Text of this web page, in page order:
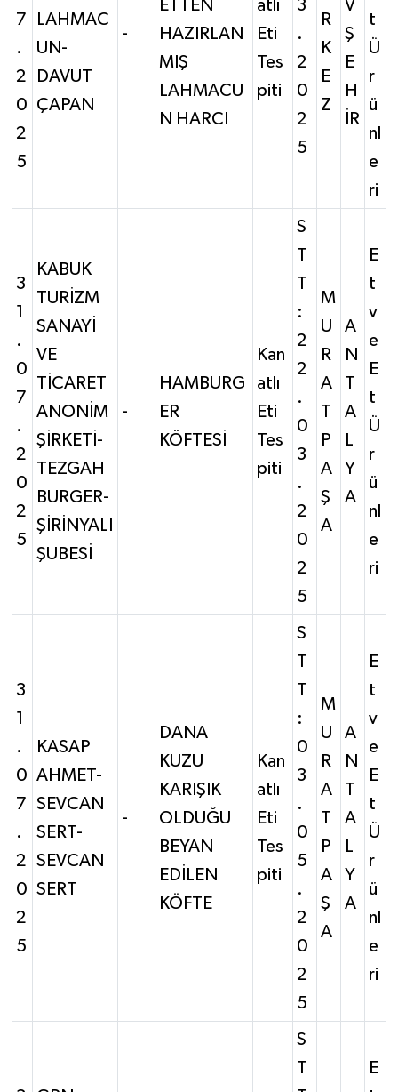
7
.
2
0
2
5
LAHMAC
UN-
DAVUT
ÇAPAN
-
ETTEN
HAZIRLAN
MIŞ
LAHMACU
N HARCI
atlı
Eti
Tes
piti
3
.
2
0
2
5
R
K
E
Z
V
Ş
E
H
İR
t
Ü
r
ü
nl
e
ri
3
1
.
0
7
.
2
0
2
5
KABUK
TURİZM
SANAYİ
VE
TİCARET
ANONİM
ŞİRKETİ-
TEZGAH
BURGER-
ŞİRİNYALI
ŞUBESİ
-
HAMBURG
ER
KÖFTESİ
Kan
atlı
Eti
Tes
piti
S
T
T
:
2
2
.
0
3
.
2
0
2
5
M
U
R
A
T
P
A
Ş
A
A
N
T
A
L
Y
A
E
t
v
e
E
t
Ü
r
ü
nl
e
ri
3
1
.
0
7
.
2
0
2
5
KASAP
AHMET-
SEVCAN
SERT-
SEVCAN
SERT
-
DANA
KUZU
KARIŞIK
OLDUĞU
BEYAN
EDİLEN
KÖFTE
Kan
atlı
Eti
Tes
piti
S
T
T
:
0
3
.
0
5
.
2
0
2
5
M
U
R
A
T
P
A
Ş
A
A
N
T
A
L
Y
A
E
t
v
e
E
t
Ü
r
ü
nl
e
ri
S
T
E